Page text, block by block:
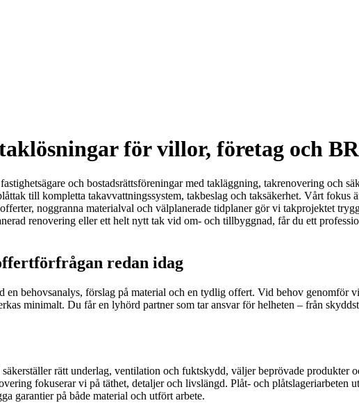
för villor, företag och
och bostadsrättsföreningar med takläggning, takrenovering och
till kompletta takavvattningssystem, takbeslag och taksäkerhet. Vårt fokus
noggranna materialval och välplanerade tidplaner gör vi takprojektet
renovering eller ett helt nytt tak vid om- och tillbyggnad, får du ett
redan idag
behovsanalys, förslag på material och en tydlig offert. Vid behov genomför
minimalt. Du får en lyhörd partner som tar ansvar för helheten – från
rätt underlag, ventilation och fuktskydd, väljer beprövade produkter
fokuserar vi på täthet, detaljer och livslängd. Plåt- och plåtslageriarbeten
garantier på både material och utfört arbete.